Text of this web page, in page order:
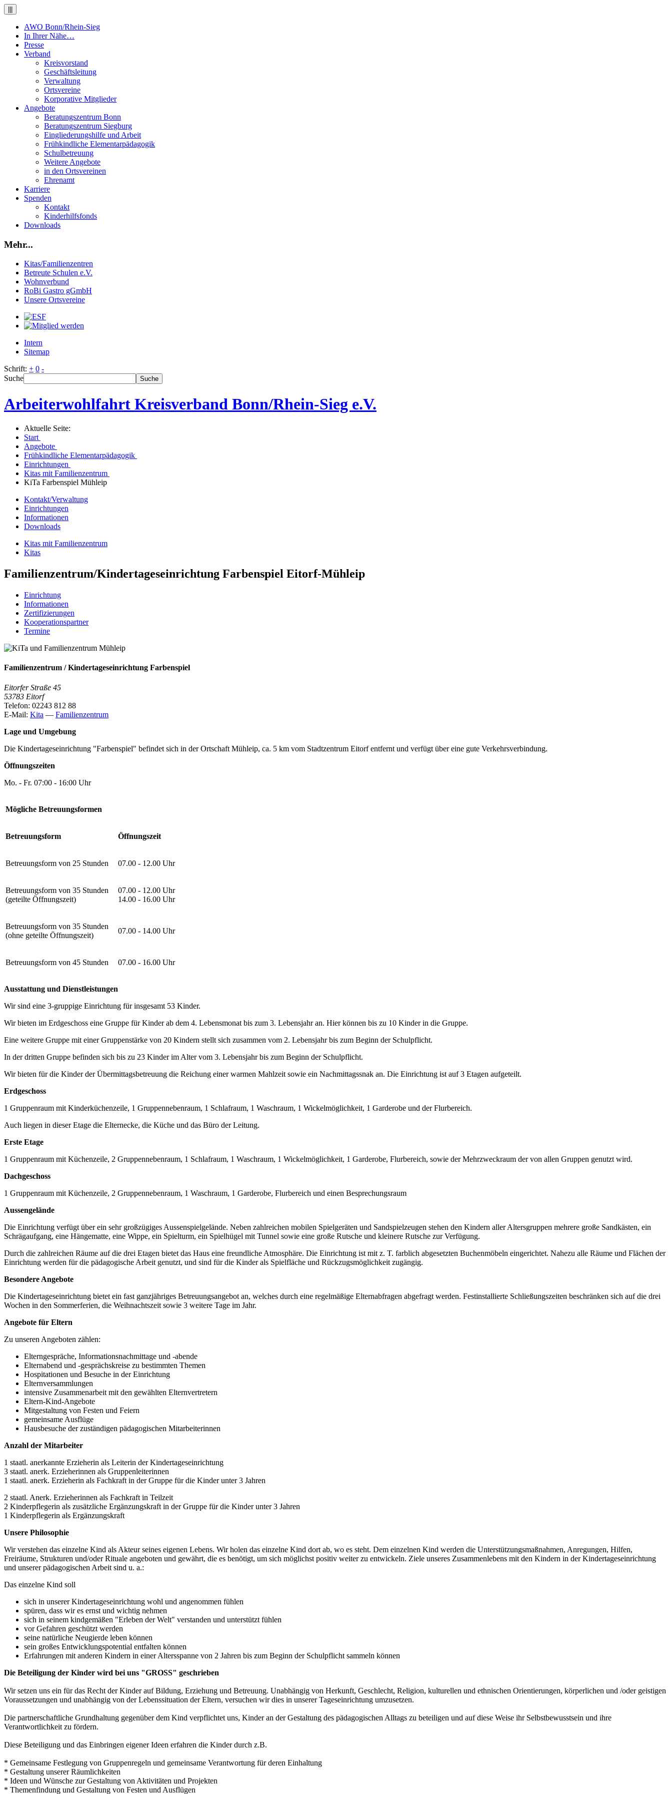
AWO Bonn/Rhein-Sieg
In Ihrer Nähe…
Presse
Verband
Kreisvorstand
Geschäftsleitung
Verwaltung
Ortsvereine
Korporative Mitglieder
Angebote
Beratungszentrum Bonn
Beratungszentrum Siegburg
Eingliederungshilfe und Arbeit
Frühkindliche Elementarpädagogik
Schulbetreuung
Weitere Angebote
in den Ortsvereinen
Ehrenamt
Karriere
Spenden
Kontakt
Kinderhilfsfonds
Downloads
Mehr...
Kitas/Familienzentren
Betreute Schulen e.V.
Wohnverbund
RoBi Gastro gGmbH
Unsere Ortsvereine
Intern
Sitemap
Schrift: + 0 -
Suche
Suche
Arbeiterwohlfahrt Kreisverband Bonn/Rhein-Sieg e.V.
Aktuelle Seite:
Start
Angebote
Frühkindliche Elementarpädagogik
Einrichtungen
Kitas mit Familienzentrum
KiTa Farbenspiel Mühleip
Kontakt/Verwaltung
Einrichtungen
Informationen
Downloads
Kitas mit Familienzentrum
Kitas
Familienzentrum/Kindertageseinrichtung Farbenspiel Eitorf-Mühleip
Einrichtung
Informationen
Zertifizierungen
Kooperationspartner
Termine
Familienzentrum / Kindertageseinrichtung Farbenspiel
Eitorfer Straße 45
53783 Eitorf
Telefon: 02243 812 88
E-Mail: Kita — Familienzentrum
Lage und Umgebung
Die Kindertageseinrichtung "Farbenspiel" befindet sich in der Ortschaft Mühleip, ca. 5 km vom Stadtzentrum Eitorf entfernt und verfügt über eine gute Verkehrsverbindung.
Öffnungszeiten
Mo. - Fr. 07:00 - 16:00 Uhr
Mögliche Betreuungsformen
Betreuungsform Öffnungszeit
Betreuungsform von 25 Stunden 07.00 - 12.00 Uhr
Betreuungsform von 35 Stunden
(geteilte Öffnungszeit)
07.00 - 12.00 Uhr
14.00 - 16.00 Uhr
Betreuungsform von 35 Stunden
(ohne geteilte Öffnungszeit)
07.00 - 14.00 Uhr
Betreuungsform von 45 Stunden 07.00 - 16.00 Uhr
Ausstattung und Dienstleistungen
Wir sind eine 3-gruppige Einrichtung für insgesamt 53 Kinder.
Wir bieten im Erdgeschoss eine Gruppe für Kinder ab dem 4. Lebensmonat bis zum 3. Lebensjahr an. Hier können bis zu 10 Kinder in die Gruppe.
Eine weitere Gruppe mit einer Gruppenstärke von 20 Kindern stellt sich zusammen vom 2. Lebensjahr bis zum Beginn der Schulpflicht.
In der dritten Gruppe befinden sich bis zu 23 Kinder im Alter vom 3. Lebensjahr bis zum Beginn der Schulpflicht.
Wir bieten für die Kinder der Übermittagsbetreuung die Reichung einer warmen Mahlzeit sowie ein Nachmittagssnak an. Die Einrichtung ist auf 3 Etagen aufgeteilt.
Erdgeschoss
1 Gruppenraum mit Kinderküchenzeile, 1 Gruppennebenraum, 1 Schlafraum, 1 Waschraum, 1 Wickelmöglichkeit, 1 Garderobe und der Flurbereich.
Auch liegen in dieser Etage die Elternecke, die Küche und das Büro der Leitung.
Erste Etage
1 Gruppenraum mit Küchenzeile, 2 Gruppennebenraum, 1 Schlafraum, 1 Waschraum, 1 Wickelmöglichkeit, 1 Garderobe, Flurbereich, sowie der Mehrzweckraum der von allen Gruppen genutzt wird.
Dachgeschoss
1 Gruppenraum mit Küchenzeile, 2 Gruppennebenraum, 1 Waschraum, 1 Garderobe, Flurbereich und einen Besprechungsraum
Aussengelände
Die Einrichtung verfügt über ein sehr großzügiges Aussenspielgelände. Neben zahlreichen mobilen Spielgeräten und Sandspielzeugen stehen den Kindern aller Altersgruppen mehrere große Sandkästen, ein
Schrägaufgang, eine Hängematte, eine Wippe, ein Spielturm, ein Spielhügel mit Tunnel sowie eine große Rutsche und kleinere Rutsche zur Verfügung.
Durch die zahlreichen Räume auf die drei Etagen bietet das Haus eine freundliche Atmosphäre. Die Einrichtung ist mit z. T. farblich abgesetzten Buchenmöbeln eingerichtet. Nahezu alle Räume und Flächen der
Einrichtung werden für die pädagogische Arbeit genutzt, und sind für die Kinder als Spielfläche und Rückzugsmöglichkeit zugängig.
Besondere Angebote
Die Kindertageseinrichtung bietet ein fast ganzjähriges Betreuungsangebot an, welches durch eine regelmäßige Elternabfragen abgefragt werden. Festinstallierte Schließungszeiten beschränken sich auf die drei
Wochen in den Sommerferien, die Weihnachtszeit sowie 3 weitere Tage im Jahr.
Angebote für Eltern
Zu unseren Angeboten zählen:
Elterngespräche, Informationsnachmittage und -abende
Elternabend und -gesprächskreise zu bestimmten Themen
Hospitationen und Besuche in der Einrichtung
Elternversammlungen
intensive Zusammenarbeit mit den gewählten Elternvertretern
Eltern-Kind-Angebote
Mitgestaltung von Festen und Feiern
gemeinsame Ausflüge
Hausbesuche der zuständigen pädagogischen Mitarbeiterinnen
Anzahl der Mitarbeiter
1 staatl. anerkannte Erzieherin als Leiterin der Kindertageseinrichtung
3 staatl. anerk. Erzieherinnen als Gruppenleiterinnen
1 staatl. anerk. Erzieherin als Fachkraft in der Gruppe für die Kinder unter 3 Jahren
2 staatl. Anerk. Erzieherinnen als Fachkraft in Teilzeit
2 Kinderpflegerin als zusätzliche Ergänzungskraft in der Gruppe für die Kinder unter 3 Jahren
1 Kinderpflegerin als Ergänzungskraft
Unsere Philosophie
Wir verstehen das einzelne Kind als Akteur seines eigenen Lebens. Wir holen das einzelne Kind dort ab, wo es steht. Dem einzelnen Kind werden die Unterstützungsmaßnahmen, Anregungen, Hilfen,
Freiräume, Strukturen und/oder Rituale angeboten und gewährt, die es benötigt, um sich möglichst positiv weiter zu entwickeln. Ziele unseres Zusammenlebens mit den Kindern in der Kindertageseinrichtung
und unserer pädagogischen Arbeit sind u. a.:
Das einzelne Kind soll
sich in unserer Kindertageseinrichtung wohl und angenommen fühlen
spüren, dass wir es ernst und wichtig nehmen
sich in seinem kindgemäßen "Erleben der Welt" verstanden und unterstützt fühlen
vor Gefahren geschützt werden
seine natürliche Neugierde leben können
sein großes Entwicklungspotential entfalten können
Erfahrungen mit anderen Kindern in einer Altersspanne von 2 Jahren bis zum Beginn der Schulpflicht sammeln können
Die Beteiligung der Kinder wird bei uns "GROSS" geschrieben
Wir setzen uns ein für das Recht der Kinder auf Bildung, Erziehung und Betreuung. Unabhängig von Herkunft, Geschlecht, Religion, kulturellen und ethnischen Orientierungen, körperlichen und /oder geistigen
Voraussetzungen und unabhängig von der Lebenssituation der Eltern, versuchen wir dies in unserer Tageseinrichtung umzusetzen.
Die partnerschaftliche Grundhaltung gegenüber dem Kind verpflichtet uns, Kinder an der Gestaltung des pädagogischen Alltags zu beteiligen und auf diese Weise ihr Selbstbewusstsein und ihre
Verantwortlichkeit zu fördern.
Diese Beteiligung und das Einbringen eigener Ideen erfahren die Kinder durch z.B.
* Gemeinsame Festlegung von Gruppenregeln und gemeinsame Verantwortung für deren Einhaltung
* Gestaltung unserer Räumlichkeiten
* Ideen und Wünsche zur Gestaltung von Aktivitäten und Projekten
* Themenfindung und Gestaltung von Festen und Ausflügen